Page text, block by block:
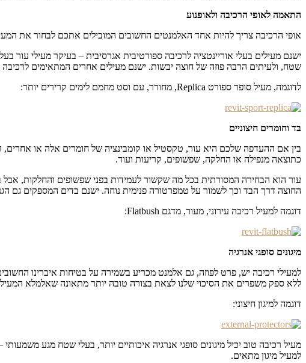
התאמה לאופי הרכיבה ולאופנוע
אופי הרכיבה צריך להיות אחד האלמנטים החשובים המובילים אתכם לבחור את
ישנם מעילים בעלי אוריינטציה לרכיבה ספורטיבית אגרסיבית – בעיקר מעילי עור
שטח, ולעיתים הרבה פוזה של חוצה יבשות. ישנם מעילים אחרים המתאימים לרכיבה
לדוגמה, מעיל סופר ספורט Replica, מחורר, עם וסט מחמם לימים קרירים יותר:
בד וחומרים חיצוניים
בין אם ההעדפה שלכם היא עור, טקסטיל או קומבינציה של חומרים אלה או אחרים,
כתוצאה מנפילה או החלקה, שפשופים, קריעות ועוד.
עור הוא הבחירה המסורתית בכל מה שקשור לעמידות בפני שפשופים והחלקות,
החוצה דרך הבד וכך לשמור על טמפרטורה פנימית נוחה. ישנם בדים המספקים גם
דוגמה למעיל רכיבה עירוני, מעור, מדגם Flatbush:
מיגונים סופגי אנרגיה
למעילי רכיבה יש, פרט לפוזה, גם אלמנט מכריע בשמירה על בטיחות איברינו
ללא ספק משפרים את הסיכוי שלנו לצאת בצורה טובה יותר מתאונה שאלמלא
דוגמה למיגון חיצוני:
מעיל רכיבה טוב יכיל מיגונים סופגי אנרגיה איכותיים יותר, בעלי שטח מגע
למעיל מיגון מתאים.